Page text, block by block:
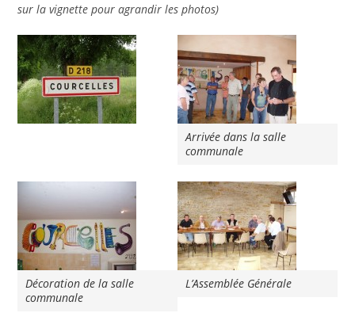
sur la vignette pour agrandir les photos)
Arrivée dans la salle
communale
Décoration de la salle
communale
L’Assemblée Générale